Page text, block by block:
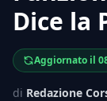
Dice la
Aggiornato il
di Redazione